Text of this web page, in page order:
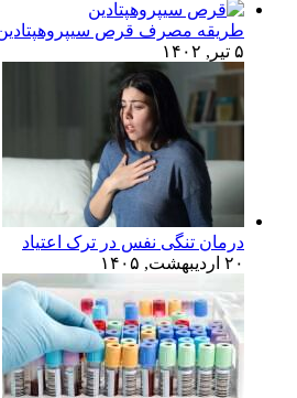
طریقه مصرف قرص
۵ تیر, ۱۴۰۲
درمان تنگی نفس در ترک اعتیاد
۲۰ اردیبهشت, ۱۴۰۵